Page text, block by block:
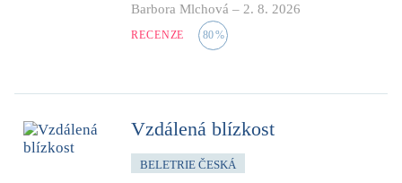
Barbora Mlchová – 2. 8. 2026
RECENZE 80%
Vzdálená blízkost
BELETRIE ČESKÁ